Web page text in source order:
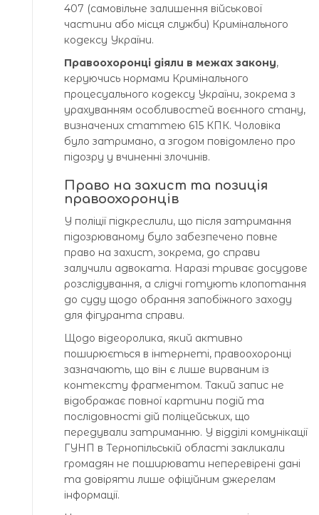
407 (самовільне залишення військової
частини або місця служби) Кримінального
кодексу України.
Правоохоронці діяли в межах закону,
керуючись нормами Кримінального
процесуального кодексу України, зокрема з
урахуванням особливостей воєнного стану,
визначених статтею 615 КПК. Чоловіка
було затримано, а згодом повідомлено про
підозру у вчиненні злочинів.
Право на захист та позиція
правоохоронців
У поліції підкреслили, що після затримання
підозрюваному було забезпечено повне
право на захист, зокрема, до справи
залучили адвоката. Наразі триває досудове
розслідування, а слідчі готують клопотання
до суду щодо обрання запобіжного заходу
для фігуранта справи.
Щодо відеоролика, який активно
поширюється в інтернеті, правоохоронці
зазначають, що він є лише вирваним із
контексту фрагментом. Такий запис не
відображає повної картини подій та
послідовності дій поліцейських, що
передували затриманню. У відділі комунікації
ГУНП в Тернопільській області закликали
громадян не поширювати неперевірені дані
та довіряти лише офіційним джерелам
інформації.